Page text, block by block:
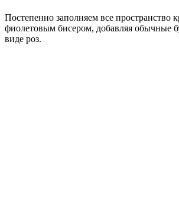
Постепенно заполняем все пространство
фиолетовым бисером, добавляя обычные
виде роз.